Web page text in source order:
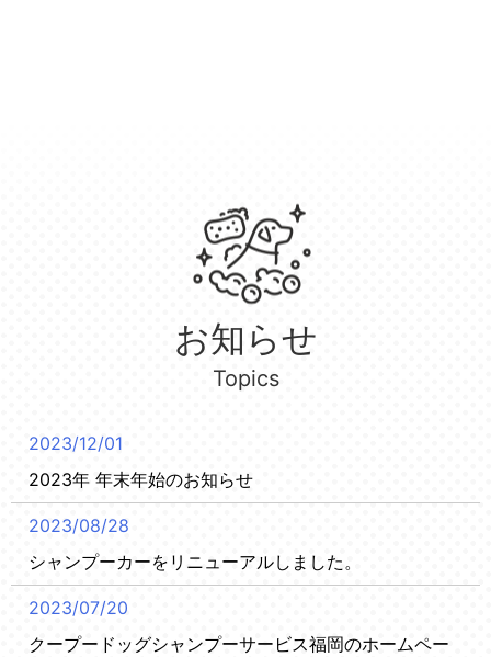
お知らせ
Topics
2023/12/01
2023年 年末年始のお知らせ
2023/08/28
シャンプーカーをリニューアルしました。
2023/07/20
クープードッグシャンプーサービス福岡のホームペー